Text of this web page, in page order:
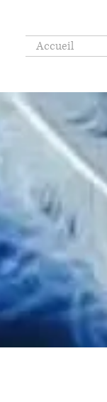
Accueil